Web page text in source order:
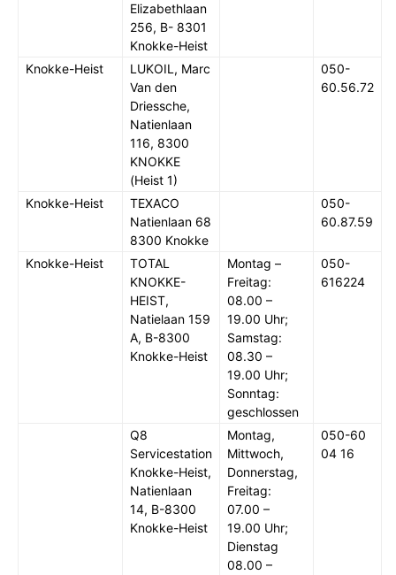
Elizabethlaan
256, B- 8301
Knokke-Heist
Knokke-Heist
LUKOIL, Marc
Van den
Driessche,
Natienlaan
116, 8300
KNOKKE
(Heist 1)
050-
60.56.72
Knokke-Heist
TEXACO
Natienlaan 68
8300 Knokke
050-
60.87.59
Knokke-Heist
TOTAL
KNOKKE-
HEIST,
Natielaan 159
A, B-8300
Knokke-Heist
Montag –
Freitag:
08.00 –
19.00 Uhr;
Samstag:
08.30 –
19.00 Uhr;
Sonntag:
geschlossen
050-
616224
Q8
Servicestation
Knokke-Heist,
Natienlaan
14, B-8300
Knokke-Heist
Montag,
Mittwoch,
Donnerstag,
Freitag:
07.00 –
19.00 Uhr;
Dienstag
08.00 –
050-60
04 16